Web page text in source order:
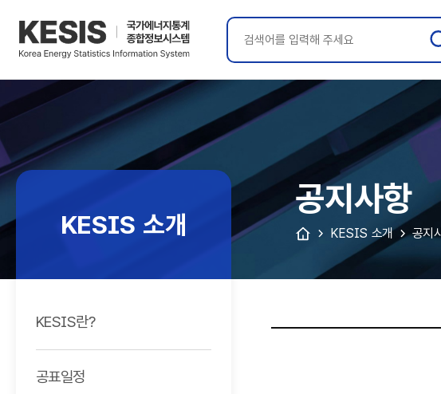
KESIS
국가에너지통계
종합정보시스템
공지사항
KESIS 소개 공지
KESIS 소개
KESIS란?
공표일정